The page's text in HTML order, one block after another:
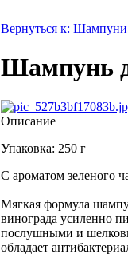
Вернуться к:
Шампунь
Описание
Упаковка: 250 г
С ароматом зеленого
Мягкая формула
винограда усиленно
послушными и
обладает